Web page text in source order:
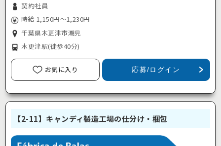
契約社員
時給 1,150円～1,230円
千葉県木更津市潮見
木更津駅(徒歩40分)
お気に入り 応募/ログイン
【2-11】キャンディ製造工場の仕分け・梱包